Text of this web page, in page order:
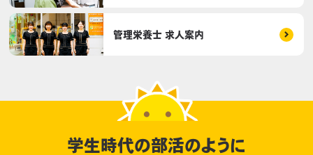
管理栄養士 求人案内
学生時代の部活のように